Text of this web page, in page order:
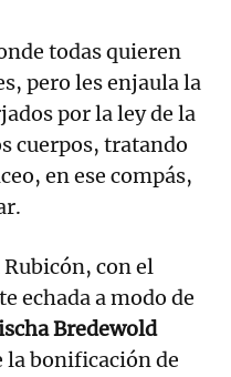
todas quieren
pero les enjaula la
por la ley de la
cuerpos, tratando
en ese compás,
Rubicón, con el
echada a modo de
Bredewold
la bonificación de